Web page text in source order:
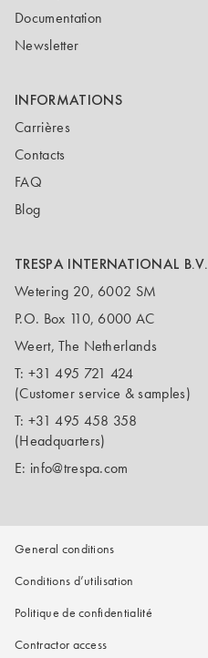
Documentation
Newsletter
INFORMATIONS
Carrières
Contacts
FAQ
Blog
TRESPA INTERNATIONAL B.V.
Wetering 20, 6002 SM
P.O. Box 110, 6000 AC
Weert, The Netherlands
T: +31 495 721 424
(Customer service & samples)
T: +31 495 458 358
(Headquarters)
E: info@trespa.com
General conditions
Conditions d’utilisation
Politique de confidentialité
Contractor access